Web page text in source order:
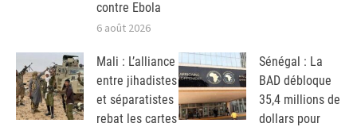
contre Ebola
6 août 2026
Mali : L’alliance
entre jihadistes
et séparatistes
rebat les cartes
Sénégal : La
BAD débloque
35,4 millions de
dollars pour